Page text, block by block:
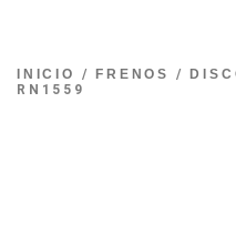
INICIO / FRENOS /
RN1559